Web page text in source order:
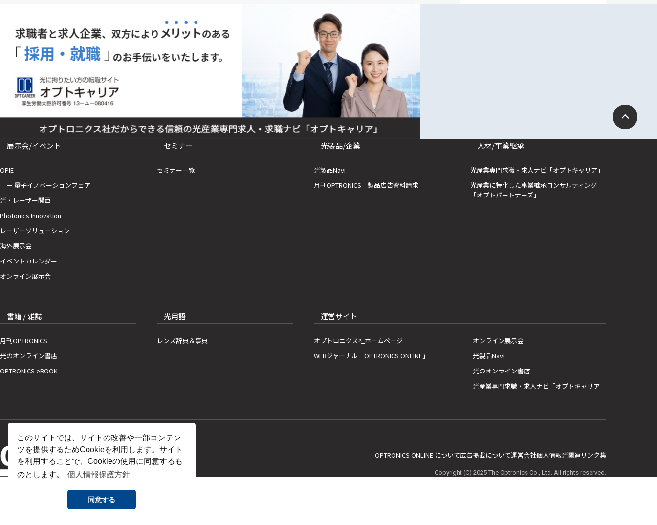
このサイトでは、サイトの改善や一部コンテン
ツを提供するためCookieを利用します。サイト
を利用することで、Cookieの使用に同意するも
のとします。
個人情報保護方針
同意する
展示会/イベント
OPIE
ー 量子イノベーションフェア
光・レーザー関西
Photonics Innovation
レーザーソリューション
海外展示会
イベントカレンダー
オンライン展示会
セミナー
セミナー一覧
光製品/企業
光製品Navi
月刊OPTRONICS 製品広告資料請求
人材/事業継承
光産業専門求職・求人ナビ「オプトキャリア」
光産業に特化した事業継承コンサルティング
「オプトパートナーズ」
書籍 / 雑誌
月刊OPTRONICS
光のオンライン書店
OPTRONICS eBOOK
光用語
レンズ辞典＆事典
運営サイト
オプトロニクス社ホームページ
WEBジャーナル「OPTRONICS ONLINE」
オンライン展示会
光製品Navi
光のオンライン書店
光産業専門求職・求人ナビ「オプトキャリア」
OPTRONICS ONLINE について広告掲載について運営会社個人情報光関連リンク集
Copyright (C) 2025 The Optronics Co., Ltd. All rights reserved.